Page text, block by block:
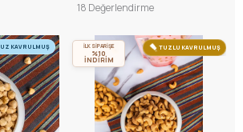
18 Değerlendirme
KAVRULMUŞ TUZLU KAVRULMUŞ
İLK SİPARİŞE
%10
İNDİRİM